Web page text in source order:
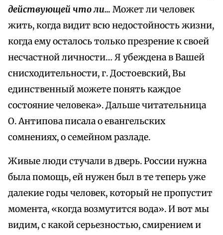
действующей что ли… Может ли человек
жить, когда видит всю недостойность жизни,
когда ему осталось только презрение к своей
несчастной личности… Я убеждена в Вашей
снисходительности, г. Достоевский, Вы
единственный можете понять каждое
состояние человека». Дальше читательница
О. Антипова писала о евангельских
сомнениях, о семейном разладе.
Живые люди стучали в дверь. России нужна
была помощь, ей нужен был в те теперь уже
далекие годы человек, который не пропустит
момента, «когда возмутится вода». И вот мы
видим, с какой серьезностью, смирением и